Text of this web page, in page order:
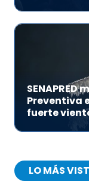
Preventiva
fuerte
LO MÁS